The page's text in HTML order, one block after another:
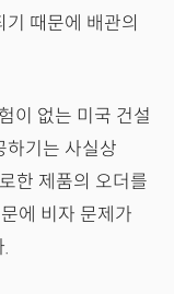
때문에 배관의
이 없는 미국 건설
하기는 사실상
한 제품의 오더를
에 비자 문제가